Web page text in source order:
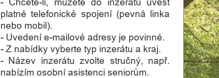
platné telefonické spojení (pevná linka
nebo mobil).
- Uvedení e-mailové adresy je povinné.
- Z nabídky vyberte typ inzerátu a kraj.
- Název inzerátu zvolte stručný, např.
nabízím osobní asistenci seniorům.